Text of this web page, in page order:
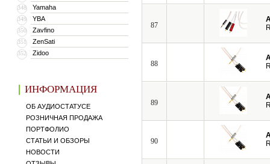
348 Yamaha
349 YBA
350 Zavfino
351 ZenSati
352 Zidoo
ИНФОРМАЦИЯ
ОБ АУДИОСТАТУСЕ
РОЗНИЧНАЯ ПРОДАЖА
ПОРТФОЛИО
СТАТЬИ И ОБЗОРЫ
НОВОСТИ
87
88
89
90